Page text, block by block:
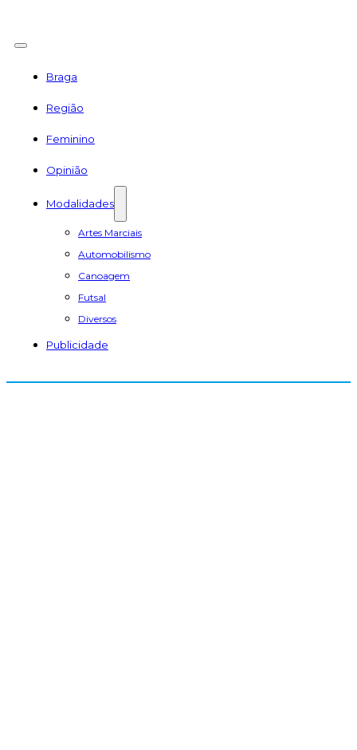
Braga
Região
Feminino
Opinião
Modalidades
Artes Marciais
Automobilismo
Canoagem
Futsal
Diversos
Publicidade